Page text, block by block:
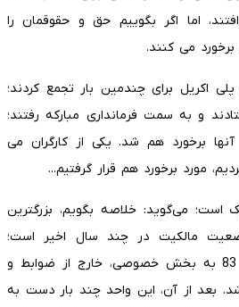
اما اگر بگوییم حق و حقوقمان را
برخورد می کنند.
پلی اکریل برای چندمین بار تجمع کردند؛
افتادند و به سمت فرمانداری مبارکه رفتند؛
برخورد هم شد. یکی از کارگران می
مورد برخورد هم قرار گرفتیم...
است؛ می‌گوید: خلاصه بگویم، بزرگترین
مالکیت در چند سال اخیر است؛
واگذاری پلی اکریل در سال 83 به بخش خصوصی، خارج از ضوابط و
بعد از آن، این واحد چند بار دست به